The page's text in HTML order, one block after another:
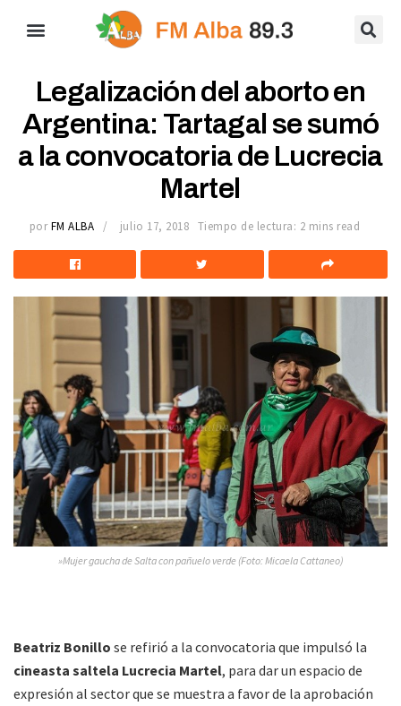
Legalización del aborto en
Argentina: Tartagal se sumó
a la convocatoria de Lucrecia
Martel
por FM ALBA julio 17, 2018 Tiempo de lectura: 2 mins read
»Mujer gaucha de Salta con pañuelo verde (Foto: Micaela Cattaneo)
Beatriz Bonillo se refirió a la convocatoria que impulsó la
cineasta saltela Lucrecia Martel, para dar un espacio de
expresión al sector que se muestra a favor de la aprobación